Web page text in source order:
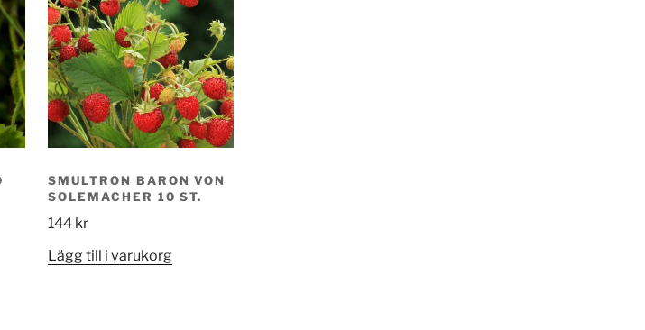
SMULTRON BARON VON
SOLEMACHER 10 ST.
144 kr
Lägg till i varukorg